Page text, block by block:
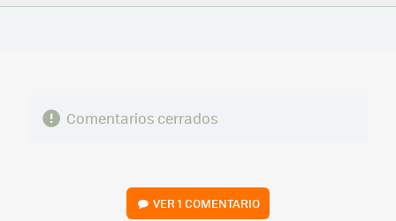
FACEBOOK
TWITTERFLIPBOARD
E-
WHATSAPP
Comentarios cerrados
VER1 COMENTARIO